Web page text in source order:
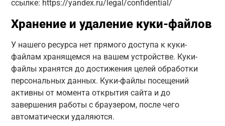
ссылке: https://yandex.ru/legal/confidential/
Хранение и удаление куки-файлов
У нашего ресурса нет прямого доступа к куки-
файлам хранящемся на вашем устройстве. Куки-
файлы хранятся до достижения целей обработки
персональных данных. Куки-файлы посещений
активны от момента открытия сайта и до
завершения работы с браузером, после чего
автоматически удаляются.